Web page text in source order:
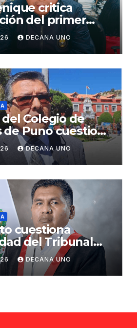
critica
del primer
de Keiko
DECANA UNO
Colegio de
de Puno cuestiona
sobre seguridad
DECANA UNO
cuestiona
del Tribunal
tras liberación
Humala
DECANA UNO